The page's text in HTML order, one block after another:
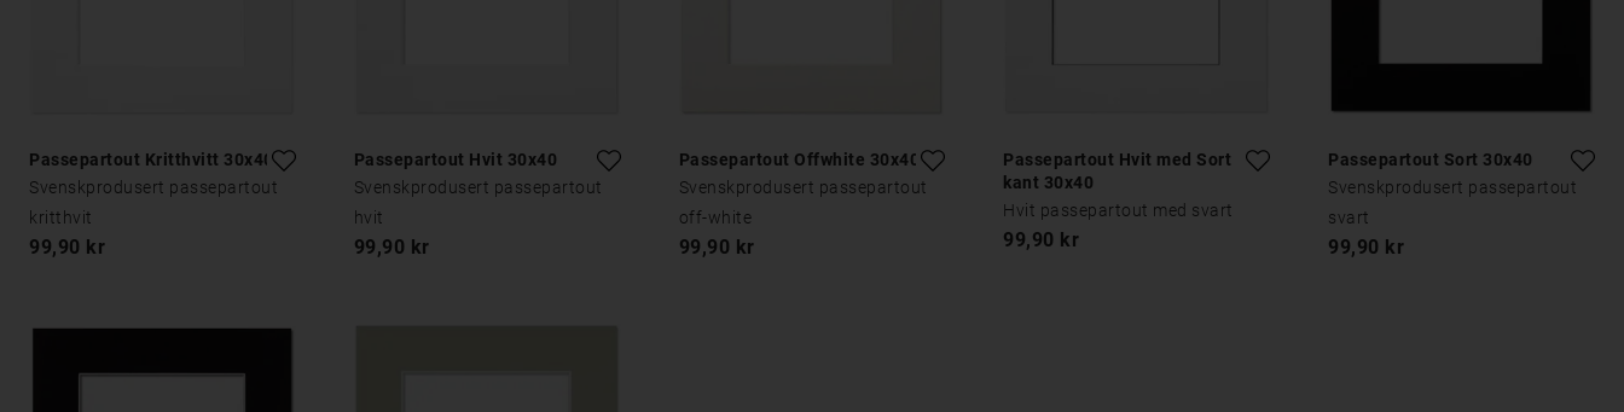
Passepartout Kritthvitt 30x40
Svenskprodusert passepartout
kritthvit
99,90 kr
Passepartout Hvit 30x40
Svenskprodusert passepartout
hvit
99,90 kr
Passepartout Offwhite 30x40
Svenskprodusert passepartout
off-white
99,90 kr
Passepartout Hvit med Sort
kant 30x40
Hvit passepartout med svart
99,90 kr
Passepartout Sort 30x40
Svenskprodusert passepartout
svart
99,90 kr